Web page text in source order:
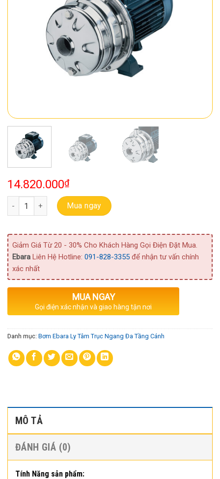
14.820.000₫
Bơm Ebara Ly Tâm 2 Tầng Cánh 2CDX 70/12 số lượng
Mua ngay
Giảm Giá Từ 20 - 30% Cho Khách Hàng Gọi Điện Đặt Mua.
Ebara Liên Hệ Hotline: 091-828-3355 để nhận tư vấn chính
xác nhất
MUA NGAY
Gọi điện xác nhận và giao hàng tận nơi
Danh mục: Bơm Ebara Ly Tâm Trục Ngang Đa Tầng Cánh
MÔ TẢ
ĐÁNH GIÁ (0)
Tính Năng sản phẩm: